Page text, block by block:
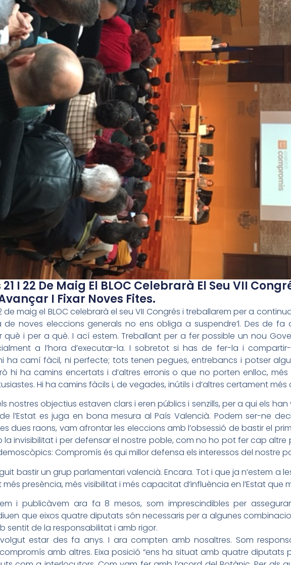
21 I 22 De Maig El BLOC Celebrarà El Seu VII
I Fixar Noves Fites.
de maig el BLOC celebrarà el seu VII Congrés i treballarem per a
noves eleccions generals no ens obliga a suspendre’l. Des de
què i per a què. I ací estem. Treballant per a fer possible un nou
a l’hora d’executar-la. I sobretot si has de fer-la i
ha camí fàcil, ni perfecte; tots tenen pegues, entrebancs i potser
hi ha camins encertats i d’altres erronis o que no porten enlloc, més
Hi ha camins fàcils i, de vegades, inútils i d’altres certament
nostres objectius estaven clars i eren públics i senzills, per a qui els
l’Estat es juga en bona mesura al País Valencià. Podem ser-ne
dues raons, vam afrontar les eleccions amb l’obsessió de bastir el
invisibilitat i per defensar el nostre poble, com no ho pot fer cap altre
Compromís és qui millor defensa els interessos del nostre
bastir un grup parlamentari valencià. Encara. Tot i que ja n’estem a
presència, més visibilitat i més capacitat d’influència en l’Estat que
i publicàvem ara fa 8 mesos, som imprescindibles per
que eixos quatre diputats són necessaris per a algunes
sentit de la responsabilitat i amb rigor.
estar des fa anys. I ara compten amb nosaltres. Som
amb altres. Eixa posició “ens ha situat amb quatre diputats